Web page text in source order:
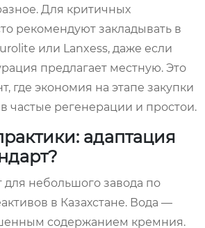
Для критичных
рекомендуют закладывать в
или Lanxess, даже если
предлагает местную. Это
где экономия на этапе закупки
частые регенерации и простои.
адаптация
для небольшого завода по
в Казахстане. Вода —
содержанием кремния.